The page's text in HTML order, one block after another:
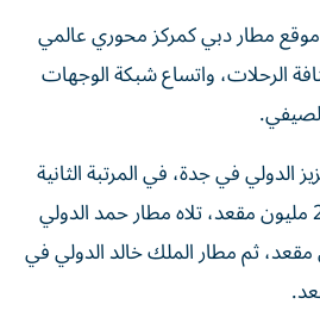
موقع مطار دبي كمركز محوري عالمي
الرحلات، واتساع شبكة الوجهات
الدولي في جدة، في المرتبة الثانية
إقليمياً بسعة بلغت 2.69 مليون مقعد، تلاه مطار حمد الدولي
بـ2.66 مليون مقعد، ثم مطار الملك خالد الدولي في